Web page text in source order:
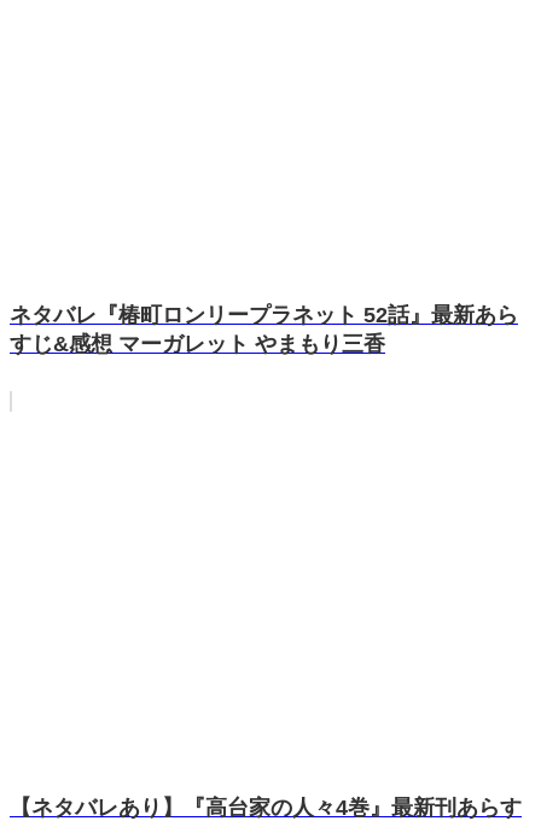
ネタバレ『椿町ロンリープラネット 52話』最新あら
すじ&感想 マーガレット やまもり三香
【ネタバレあり】『高台家の人々4巻』最新刊あらす